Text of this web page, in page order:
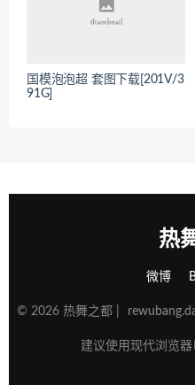
国模泡泡超 套图下载[201V/3
91G]
热
微博
© 2026 热舞之都 |
建议使用现代浏览器